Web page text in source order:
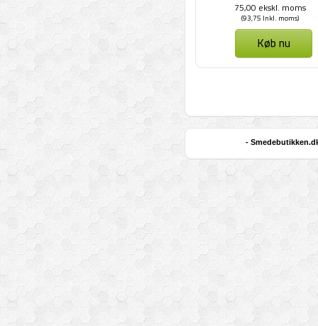
75,00 ekskl. moms
(93,75 Inkl. moms)
Køb nu
-